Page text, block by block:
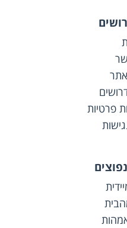
פרטיות